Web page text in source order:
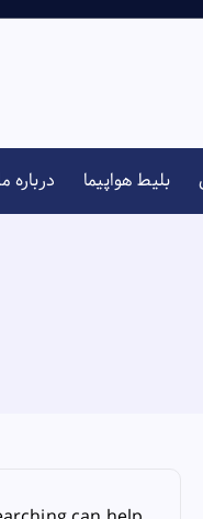
بلیط هواپیما درباره